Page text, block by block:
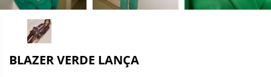
BLAZER VERDE LANÇA